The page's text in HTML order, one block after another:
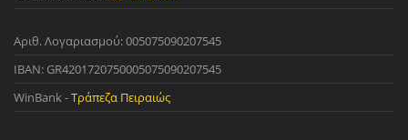
Αριθ. Λογαριασμού: 005075090207545
IBAN: GR4201720750005075090207545
WinBank -Τράπεζα Πειραιώς